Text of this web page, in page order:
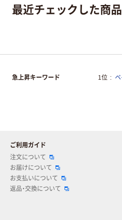
最近チェックした商品
急上昇キーワード 1位 ベ
ご利用ガイド
注文について
お届けについて
お支払いについて
返品・交換について